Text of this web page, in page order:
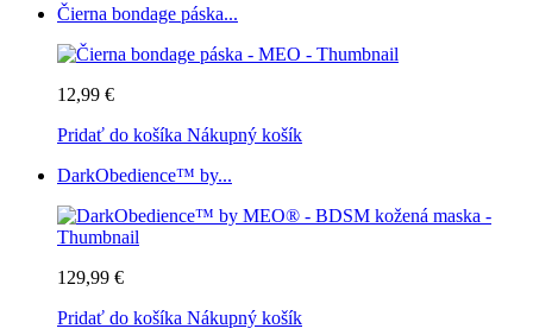
Čierna bondage páska...
12,99 €
Pridať do košíka Nákupný košík
DarkObedience™ by...
129,99 €
Pridať do košíka Nákupný košík